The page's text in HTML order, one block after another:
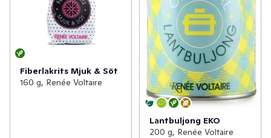
Fiberlakrits Mjuk & Söt
160 g, Renée Voltaire
Lantbuljong EKO
200 g, Renée Voltaire